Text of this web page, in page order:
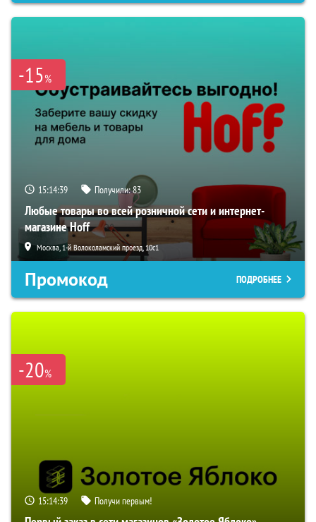
-15%
15:14:38 Получили:83
Любые товары во всей розничной сети и интернет-
магазине Hoff
Москва, 1-й Волоколамский проезд, 10с1
Промокод ПОДРОБНЕЕ
-20%
15:14:38 Получи первым!